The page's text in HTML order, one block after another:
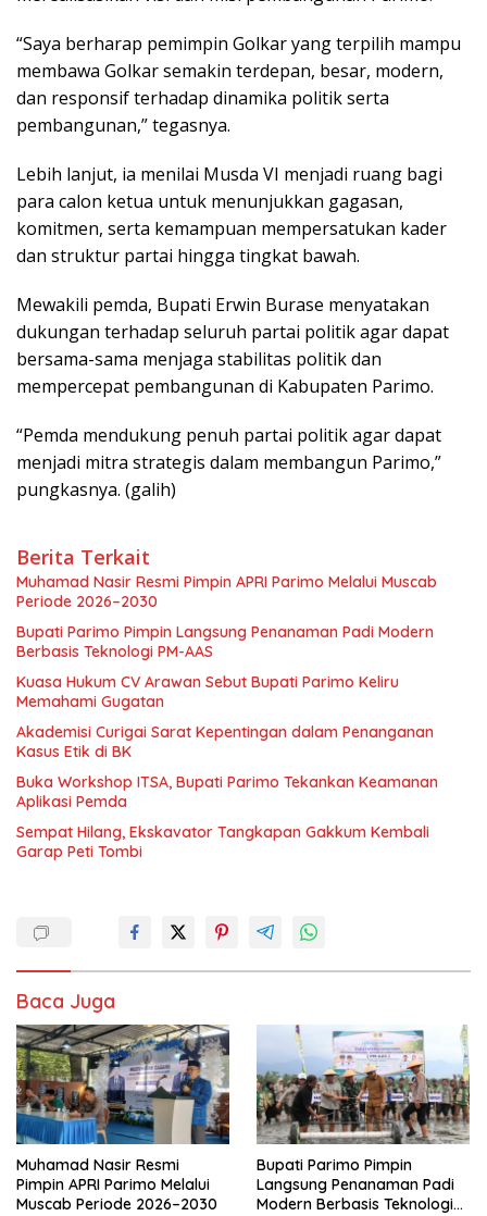
“Saya berharap pemimpin Golkar yang terpilih mampu
membawa Golkar semakin terdepan, besar, modern,
dan responsif terhadap dinamika politik serta
pembangunan,” tegasnya.
Lebih lanjut, ia menilai Musda VI menjadi ruang bagi
para calon ketua untuk menunjukkan gagasan,
komitmen, serta kemampuan mempersatukan kader
dan struktur partai hingga tingkat bawah.
Mewakili pemda, Bupati Erwin Burase menyatakan
dukungan terhadap seluruh partai politik agar dapat
bersama-sama menjaga stabilitas politik dan
mempercepat pembangunan di Kabupaten Parimo.
“Pemda mendukung penuh partai politik agar dapat
menjadi mitra strategis dalam membangun Parimo,”
pungkasnya. (galih)
Berita Terkait
Muhamad Nasir Resmi Pimpin APRI Parimo Melalui Muscab
Periode 2026–2030
Bupati Parimo Pimpin Langsung Penanaman Padi Modern
Berbasis Teknologi PM-AAS
Kuasa Hukum CV Arawan Sebut Bupati Parimo Keliru
Memahami Gugatan
Akademisi Curigai Sarat Kepentingan dalam Penanganan
Kasus Etik di BK
Buka Workshop ITSA, Bupati Parimo Tekankan Keamanan
Aplikasi Pemda
Sempat Hilang, Ekskavator Tangkapan Gakkum Kembali
Garap Peti Tombi
Baca Juga
Muhamad Nasir Resmi
Pimpin APRI Parimo Melalui
Muscab Periode 2026–2030
Bupati Parimo Pimpin
Langsung Penanaman Padi
Modern Berbasis Teknologi